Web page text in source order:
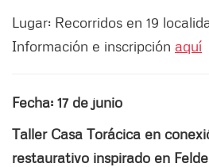
Lugar: Recorridos en 19
Información e inscripción aquí
Fecha: 17 de junio
Taller Casa Torácica en
restaurativo inspirado en